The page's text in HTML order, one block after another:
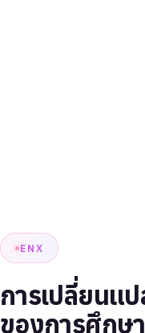
ENX
การเปลี่ยนแป
ของการศึกษา